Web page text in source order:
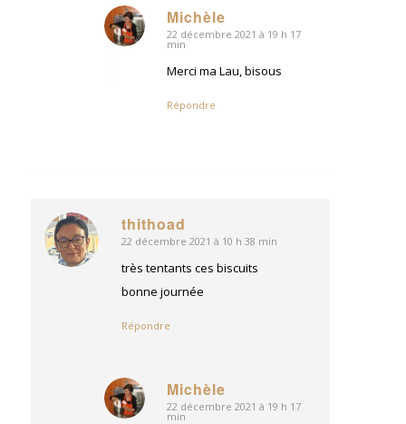
Michèle
dit
22 décembre 2021 à 19 h 17
min
Merci ma Lau, bisous
Répondre
thithoad
dit
:
22 décembre 2021 à 10 h 38 min
très tentants ces biscuits
bonne journée
Répondre
Michèle
dit
22 décembre 2021 à 19 h 17
min